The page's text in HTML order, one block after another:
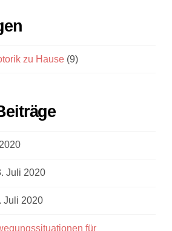
zu Hause(9)
Juli 2020
Juli 2020
für